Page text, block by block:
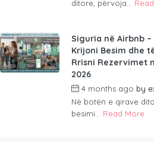
ditore, përvoja...
Siguria në Airbnb –
Krijoni Besim dhe
Rrisni Rezervimet
2026
4 months ago by
Në botën e qirave
besimi... Read More